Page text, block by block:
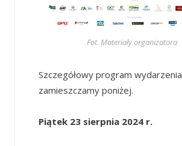
Fot. Materiały organizatora
Szczegółowy program wydarzenia
zamieszczamy poniżej.
Piątek 23 sierpnia 2024 r.